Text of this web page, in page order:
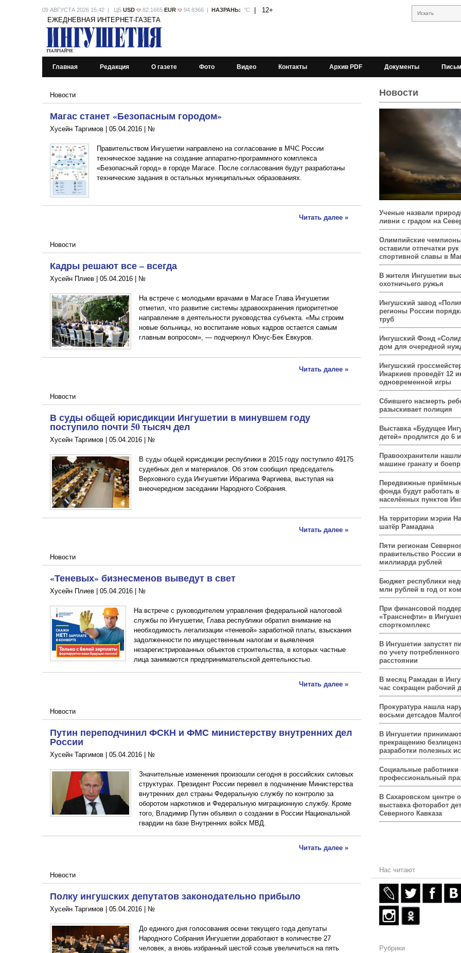
09 АВГУСТА 2026 15:42 | ЦБ USD 82.1665 EUR 94.8366 | НАЗРАНЬ: °С 12+ Искать
ЕЖЕДНЕВНАЯ ИНТЕРНЕТ-ГАЗЕТА
Главная Редакция О газете Фото Видео Контакты Архив PDF Документы
Новости
Магас станет «Безопасным городом»
Хусейн Таргимов | 05.04.2016 №
Правительством Ингушетии направлено на согласование в МЧС России
техническое задание на создание аппаратно-программного комплекса
«Безопасный город» в городе Магасе. После согласования будут разработаны
технические задания в остальных муниципальных образованиях.
Читать далее »
Новости
Кадры решают все – всегда
Хусейн Плиев | 05.04.2016 №
На встрече с молодыми врачами в Магасе Глава Ингушетии
отметил, что развитие системы здравоохранения приоритетное
направление в деятельности руководства субъекта. «Мы строим
новые больницы, но воспитание новых кадров остается самым
главным вопросом», — подчеркнул Юнус-Бек Евкуров.
Читать далее »
Новости
В суды общей юрисдикции Ингушетии в минувшем году
поступило почти 50 тысяч дел
Хусейн Таргимов | 05.04.2016 | №
В суды общей юрисдикции республики в 2015 году поступило 49175
судебных дел и материалов. Об этом сообщил председатель
Верховного суда Ингушетии Ибрагима Фаргиева, выступая на
внеочередном заседании Народного Собрания.
Читать далее »
Новости
«Теневых» бизнесменов выведут в свет
Хусейн Плиев | 05.04.2016 | №
На встрече с руководителем управления федеральной налоговой
службы по Ингушетии, Глава республики обратил внимание на
необходимость легализации «теневой» заработной платы, взыскания
задолженности по имущественным налогам и выявления
незарегистрированных объектов строительства, в которых частные
лица занимаются предпринимательской деятельностью.
Читать далее »
Новости
Путин переподчинил ФСКН и ФМС министерству внутренних дел
России
Хусейн Таргимов | 05.04.2016 | №
Значительные изменения произошли сегодня в российских силовых
структурах. Президент России перевел в подчинение Министерства
внутренних дел страны Федеральную службу по контролю за
оборотом наркотиков и Федеральную миграционную службу. Кроме
того, Владимир Путин объявил о создании в России Национальной
гвардии на базе Внутренних войск МВД.
Читать далее »
Новости
Полку ингушских депутатов законодательно прибыло
Хусейн Таргимов | 05.04.2016 | №
До единого дня голосования осени текущего года депутаты
Народного Собрания Ингушетии доработают в количестве 27
человек, а вновь избранный шестой созыв увеличиться на пять
Новости
Ученые назвали
ливни с градом на
Олимпийские
оставили отпечатки
спортивной славы в
В жителя Ингушетии
охотничьего ружья
Ингушский завод
регионы России
труб
Ингушский Фонд
дом для очередной
Ингушский
Инаркиев проведёт 12
одновременной игры
Сбившего насмерть
разыскивает полиция
Выставка «Будущее
детей» продлится до 6
Правоохранители
машине гранату и
Передвижные
фонда будут работать
населённых пунктов
На территории мэрии
шатёр Рамадана
Пяти регионам
правительство России
миллиарда рублей
Бюджет республики
млн рублей в год от
При финансовой
«Транснефти» в
спорткомплекс
В Ингушетии запустят
по учету потребленного
расстоянии
В месяц Рамадан в
час сокращен рабочий
Прокуратура нашла
восьми детсадов
В Ингушетии
прекращению
разработки полезных
Социальные работники
профессиональный
В Сахаровском центре
выставка фоторабот
Северного Кавказа
Нас читают
Рубрики